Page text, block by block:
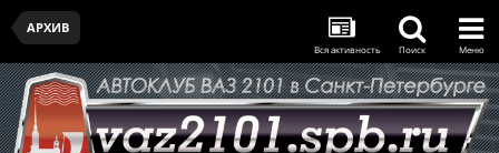
АРХИВ
Вся активность Поиск Меню